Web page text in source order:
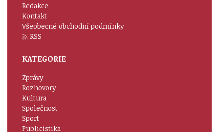
Redakce
Kontakt
Všeobecné obchodní podmínky
RSS
KATEGORIE
Zprávy
Rozhovory
Kultura
Společnost
Sport
Publicistika